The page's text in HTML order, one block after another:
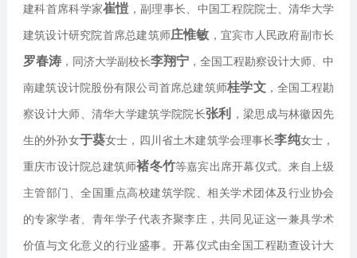
建科首席科学家崔愷 ， 副理事长、 中国工程院院士、清华大学
建筑设计研究院首席总建筑师庄惟敏 ，宜宾市人民政府副市长
罗春涛，同济大学副校长李翔宁 ，全国工程勘察设计大师、中
南建筑设计院股份有限公司首席总建筑师桂学文，全国工程勘
察设计大师、 清华大学建筑学院院长张利 ，梁思成与林徽因先
生的外孙女于葵女士， 四川省土木建筑学会理事长李纯女士 ，
重庆市设计院总建筑师褚冬竹等嘉宾出席开幕仪式。来自上级
主管部门、全国重点高校建筑学院、相关学术团体及行业协会
的专家学者、青年学子代表齐聚李庄，共同见证这一兼具学术
价值与文化意义的行业盛事。开幕仪式由全国工程勘查设计大